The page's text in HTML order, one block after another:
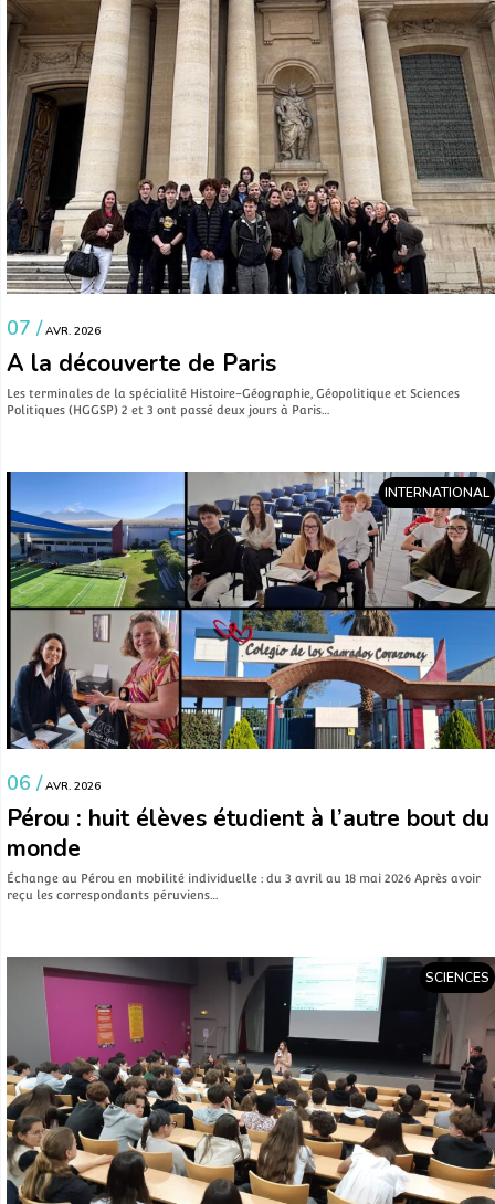
07 / AVR. 2026
A la découverte de Paris
Les terminales de la spécialité Histoire-Géographie, Géopolitique et Sciences
Politiques (HGGSP) 2 et 3 ont passé deux jours à Paris…
INTERNATIONAL
06 / AVR. 2026
Pérou : huit élèves étudient à l’autre bout du
monde
Échange au Pérou en mobilité individuelle : du 3 avril au 18 mai 2026 Après avoir
reçu les correspondants péruviens…
SCIENCES